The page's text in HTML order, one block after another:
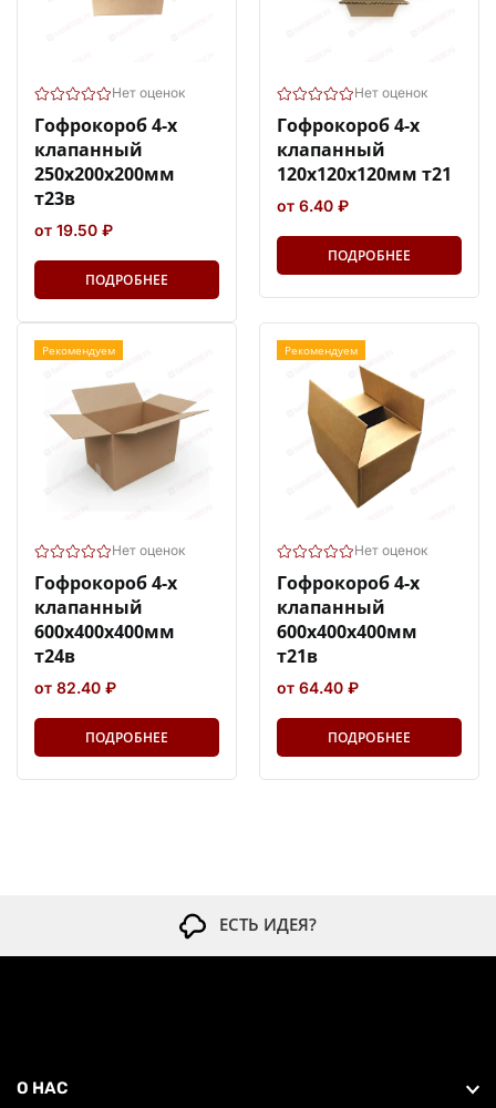
Нет оценок
Гофрокороб 4-х
клапанный
250х200х200мм
т23в
от 19.50 ₽
ПОДРОБНЕЕ
Нет оценок
Гофрокороб 4-х
клапанный
120х120х120мм т21
от 6.40 ₽
ПОДРОБНЕЕ
Рекомендуем
Нет оценок
Гофрокороб 4-х
клапанный
600х400х400мм
т24в
от 82.40 ₽
ПОДРОБНЕЕ
Рекомендуем
Нет оценок
Гофрокороб 4-х
клапанный
600х400х400мм
т21в
от 64.40 ₽
ПОДРОБНЕЕ
ЕСТЬ ИДЕЯ?
О НАС